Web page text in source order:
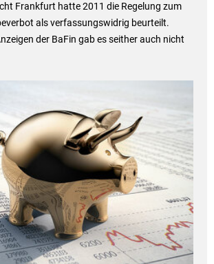
Frankfurt hatte 2011 die Regelung zum
als verfassungswidrig beurteilt.
der BaFin gab es seither auch nicht